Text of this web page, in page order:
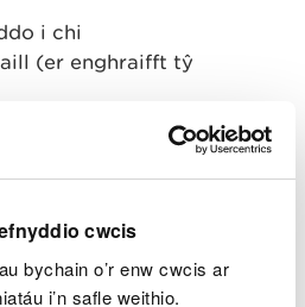
cwcis
bychain o’r enw cwcis ar
i’n safle weithio.
i chi
(er enghraifft tŷ
ar gael ar gyfer tua
hwn.
rhybuddio yn dangos: